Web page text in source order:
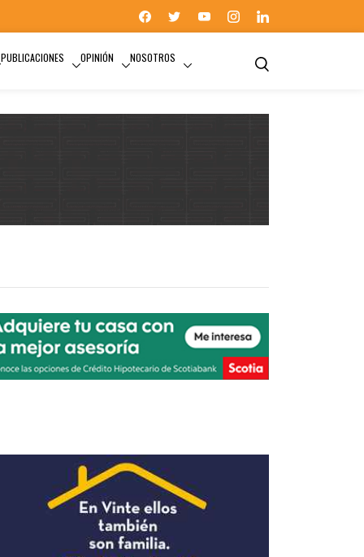
PUBLICACIONES OPINIÓN NOSOTROS